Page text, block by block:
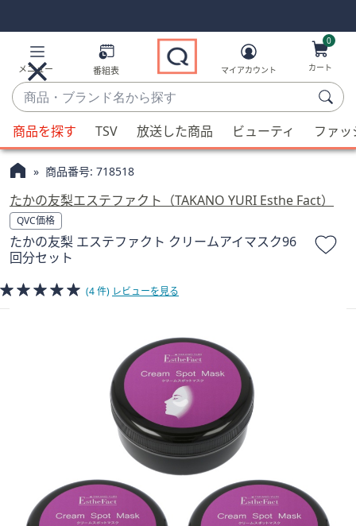
Links
Links2
メニュー 番組表
商
品・
ブ
ラ
ン
名
か
ら
探
す
候
補
が
利
用
可
能
な
合、
マイアカウント
0
カート
商品を探す TSV 放送した商品 ビューティ ファ
商品番号: 718518
たかの友梨エステファクト（TAKANO YURI Esthe Fact）
QVC価格
たかの友梨 エステファクト クリームアイマスク96
回分セット
(4 件) レビューを見る